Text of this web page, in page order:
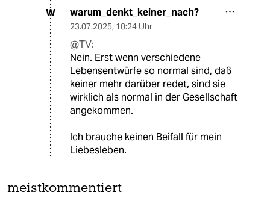
W warum_denkt_keiner_nach?
23.07.2025, 10:24 Uhr
@TV:
Nein. Erst wenn verschiedene
Lebensentwürfe so normal sind, daß
keiner mehr darüber redet, sind sie
wirklich als normal in der Gesellschaft
angekommen.
Ich brauche keinen Beifall für mein
Liebesleben.
meistkommentiert